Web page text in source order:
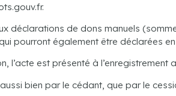
déclarations de dons manuels
pourront également être déclarées
l’acte est présenté à
bien par le cédant, que par le